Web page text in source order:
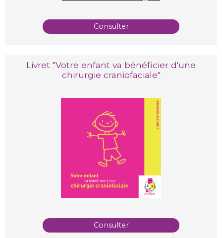
Consulter
Livret "Votre enfant va bénéficier d'une
chirurgie craniofaciale"
Consulter